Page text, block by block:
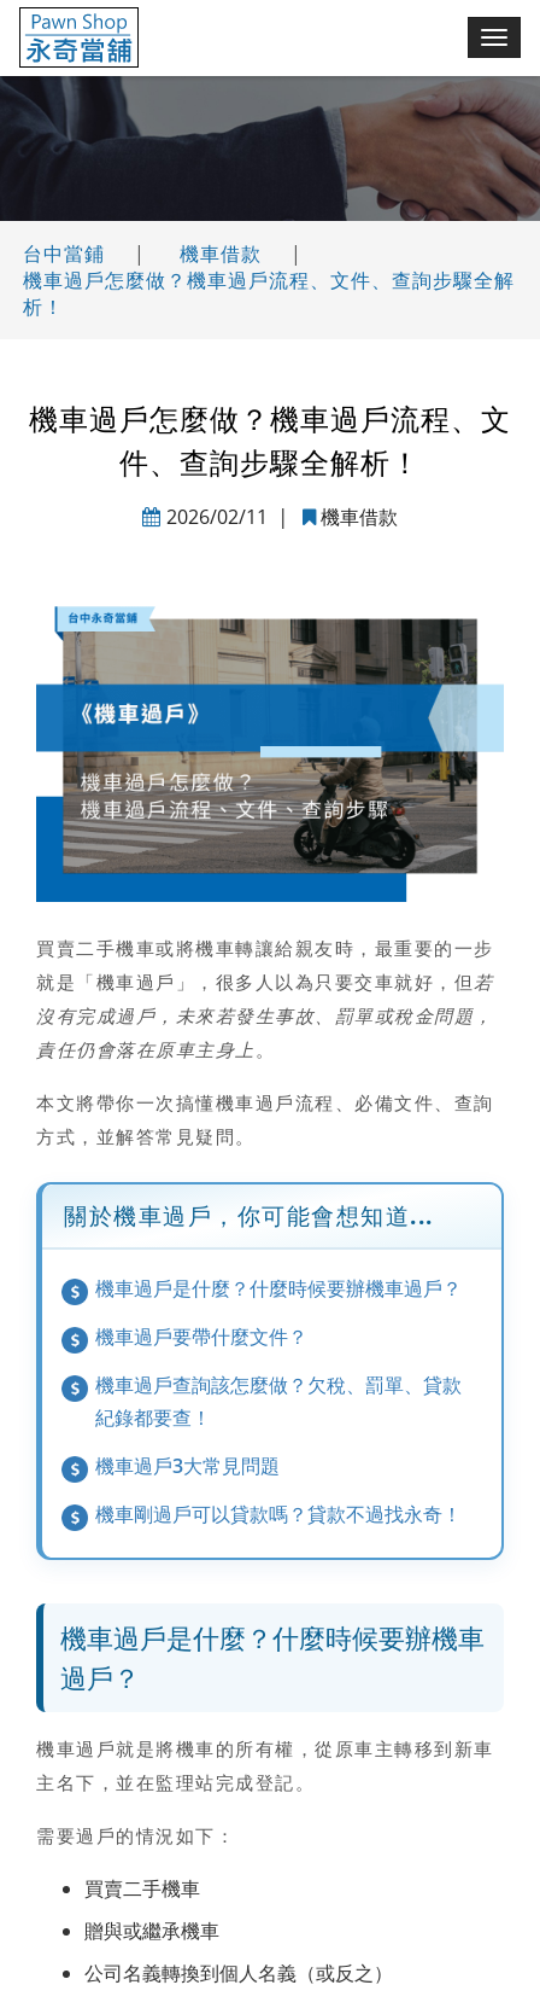
切
選
單
台中當鋪 | 機車借款
|
機車過戶怎麼做？機車過戶流程、文件、查詢步驟全解
析！
機車過戶怎麼做？機車過戶流程、文
件、查詢步驟全解析！
2026/02/11 | 機車借款
買賣二手機車或將機車轉讓給親友時，最重要的一步
就是「機車過戶 」，很多人以為只要交車就好，但若
沒有完成過戶，未來若發生事故、罰單或稅金問題，
責任仍會落在原車主身上。
本文將帶你一次搞懂機車過戶流程、必備文件、查詢
方式，並解答常見疑問。
關於機車過戶，你可能會想知道...
機車過戶是什麼？什麼時候要辦機車過戶？
機車過戶要帶什麼文件？
機車過戶查詢該怎麼做？欠稅、罰單、貸款
紀錄都要查！
機車過戶3大常見問題
機車剛過戶可以貸款嗎？貸款不過找永奇！
機車過戶是什麼？什麼時候要辦機車
過戶？
機車過戶就是將機車的所有權，從原車主轉移到新車
主名下，並在監理站完成登記。
需要過戶的情況如下：
買賣二手機車
贈與或繼承機車
公司名義轉換到個人名義（或反之）